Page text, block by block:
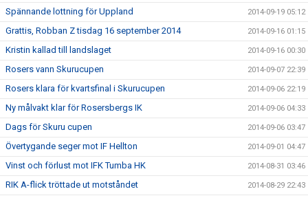
Spännande lottning för Uppland 2014-09-19 05:12
Grattis, Robban Z tisdag 16 september 2014 2014-09-16 01:15
Kristin kallad till landslaget 2014-09-16 00:30
Rosers vann Skurucupen 2014-09-07 22:39
Rosers klara för kvartsfinal i Skurucupen 2014-09-06 22:19
Ny målvakt klar för Rosersbergs IK 2014-09-06 04:33
Dags för Skuru cupen 2014-09-06 03:47
Övertygande seger mot IF Hellton 2014-09-01 04:47
Vinst och förlust mot IFK Tumba HK 2014-08-31 03:46
RIK A-flick tröttade ut motståndet 2014-08-29 22:43